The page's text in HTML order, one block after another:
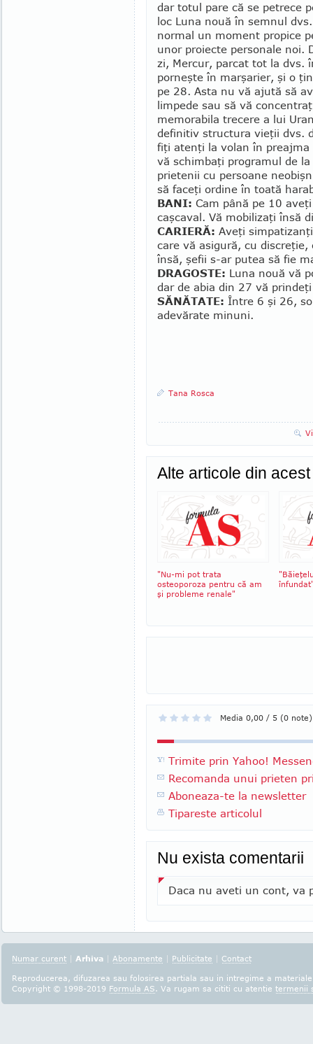
dar totul pare că se petrece
loc Luna nouă în semnul
normal un moment propice
unor proiecte personale noi.
zi, Mercur, parcat tot la dvs.
porneşte în mar­şarier, şi o
pe 28. Asta nu vă aju­tă să
limpede sau să vă
memorabila tre­cere a lui
definitiv structura vieţii dvs.
fiţi atenţi la volan în preajma
vă schimbaţi programul de
prietenii cu persoane
să faceţi ordine în toată
BANI: Cam până pe 10
caşcaval. Vă mobilizaţi însă
CARIERĂ: Aveţi
care vă asigură, cu
însă, şefii s-ar putea să fie
DRAGOSTE: Luna nouă vă
dar de abia din 27 vă
SĂNĂTATE: Între 6 şi 26,
adevărate minuni.
Tana Rosca
Alte articole din
"Nu-mi pot trata
osteoporoza pentru că am
şi probleme renale"
Media 0,00 / 5 (0 note)
Trimite prin Yahoo!
Recomanda unui prieten
Aboneaza-te la newsletter
Tipareste articolul
Nu exista comentarii
Daca nu aveti un cont, va
Numar curent | Arhiva | Abonamente | Publicitate | Contact
Reproducerea, difuzarea sau folosirea partiala sau in intregime a
Copyright © 1998-2019 Formula AS. Va rugam sa cititi cu atentie termenii